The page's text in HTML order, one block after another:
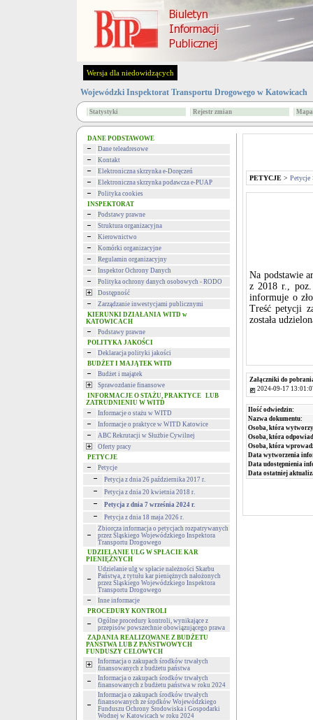
Wersja dla niedowidzących
Wojewódzki Inspektorat Transportu Drogowego w Katowicach
Statystyki Rejestr zmian
DANE PODSTAWOWE
Dane teleadresowe
Kontakt
Elektroniczna skrzynka e-Doręczeń
Elektroniczna skrzynka podawcza e-PUAP
Polityka cookies
INSPEKTORAT
Podstawy prawne
Struktura organizacyjna
Kierownictwo
Komórki organizacyjne
Regulamin organizacyjny
Inspektor Ochrony Danych
Polityka ochrony danych osobowych - RODO
Dostępność
Zarządzanie inwestycjami publicznymi
KIERUNKI DZIAŁANIA WITD w
KATOWICACH
Podstawy prawne
POLITYKA JAKOŚCI
Deklaracja polityki jakości
BUDŻET I MAJĄTEK WITD
Budżet i majątek
Sprawozdanie finansowe
INFORMACJE O STAŻU, PRAKTYCE LUB
ZATRUDNIENIU W WITD
Informacje o stażu w WITD
Informacje o praktyce w WITD Katowice
ABC Rekrutacji w Służbie Cywilnej
Oferty pracy
PETYCJE
Petycje
Petycja z dnia 26 października 2017 r.
Petycja z dnia 20 kwietnia 2018 r.
Petycja z dnia 7 września 2024 r.
Petycja z dnia 18 maja 2026 r.
Zbiorcza informacja o petycjach rozpatrywanych
przez Śląskiego Wojewódzkiego Inspektora
Transportu Drogowego
UDZIELANIE ULG W SPŁACIE KAR
PIENIĘŻNYCH
Udzielanie ulg w spłacie należności Skarbu
Państwa, z tytułu kar pieniężnych nałożonych
przez Śląskiego Wojewódzkiego Inspektora
Transportu Drogowego
Inne informacje
PROCEDURY KONTROLI
Ogólne procedury kontroli, wynikające z
przepisów powszechnie obowiązującego prawa
ZADANIA REALIZOWANE Z BUDŻETU
PAŃSTWA LUB Z PAŃSTWOWYCH
FUNDUSZY CELOWYCH
Informacja o zakupach środków trwałych
finansowanych z budżetu państwa
Informacja o zakupach środków trwałych
finansowanych z budżetu państwa w roku 2024
Informacja o zakupach środków trwałych
finansowanych ze środków Wojewódzkiego
Funduszu Ochrony Środowiska i Gospodarki
Wodnej w Katowicach w roku 2024
PETYCJE > Petycje
Na podstawie
z 2018 r., poz.
informuje o
Treść petycji
została
Załączniki do
2024-09-17
Ilość odwiedzin:
Nazwa dokumentu:
Osoba, która
Osoba, która
Osoba, która
Data wytworzenia
Data udostępnienia
Data ostatniej